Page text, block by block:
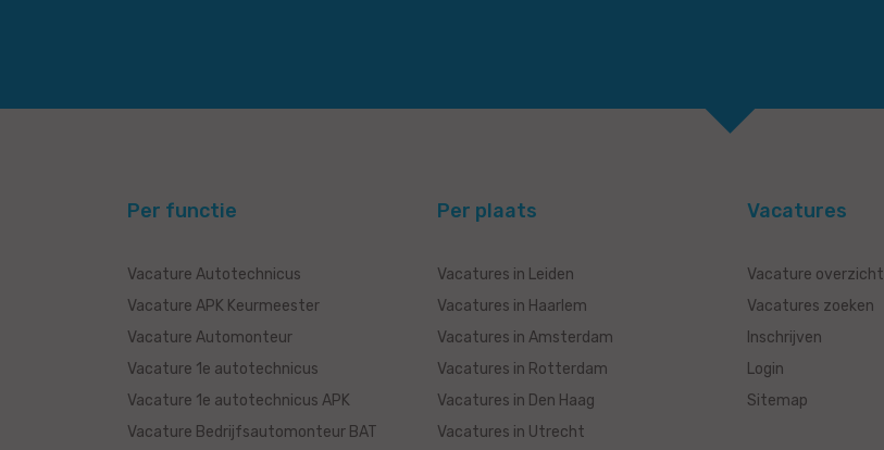
Per functie
Vacature Autotechnicus
Vacature APK Keurmeester
Vacature Automonteur
Vacature 1e autotechnicus
Vacature 1e autotechnicus APK
Vacature Bedrijfsautomonteur BAT
Per plaats
Vacatures in Leiden
Vacatures in Haarlem
Vacatures in Amsterdam
Vacatures in Rotterdam
Vacatures in Den Haag
Vacatures in Utrecht
Vacatures
Vacature overzicht
Vacatures zoeken
Inschrijven
Login
Sitemap